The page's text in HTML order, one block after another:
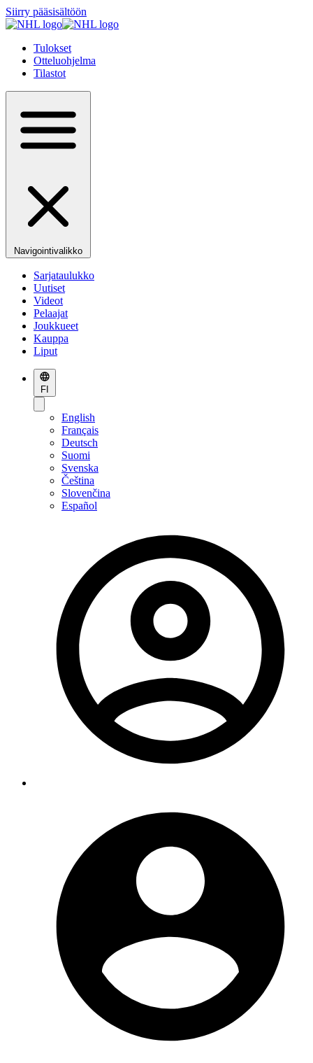
Siirry pääsisältöön
Tulokset
Otteluohjelma
Tilastot
Navigointivalikko
Sarjataulukko
Uutiset
Videot
Pelaajat
Joukkueet
Kauppa
Liput
FI
English
Français
Deutsch
Suomi
Svenska
Čeština
Slovenčina
Español